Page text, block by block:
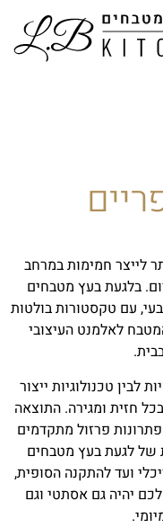
לייצר חמימות במרחב
בלגעת בעץ מטבחים
עם טקסטורות בולטות
לאלמנט העיצובי
לבין טכנולוגיות ייצור
חזית ומגירה. התוצאה
פרזול מתקדמים
של לגעת בעץ מטבחים
ועד להתקנה הסופית,
יהיה גם אסתטי וגם